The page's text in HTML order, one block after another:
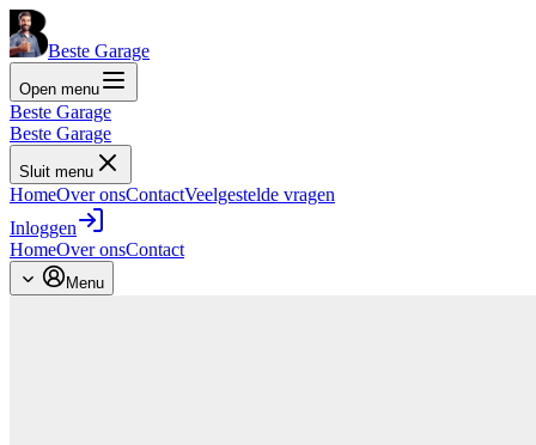
Beste Garage
Open menu
Beste Garage
Beste Garage
Sluit menu
HomeOver onsContactVeelgestelde vragen
Inloggen
HomeOver onsContact
Menu